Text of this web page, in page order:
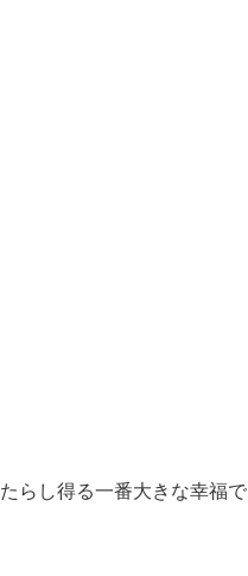
らし得る一番大きな幸福で